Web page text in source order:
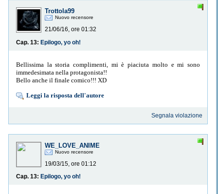
Trottola99
Nuovo recensore
21/06/16, ore 01:32
Cap. 13: Epilogo, yo oh!
Bellissima la storia complimenti, mi è piaciuta molto e mi sono
immedesimata nella protagonista!!
Bello anche il finale comico!!! XD
Leggi la risposta dell'autore
Segnala violazione
WE_LOVE_ANIME
Nuovo recensore
19/03/15, ore 01:12
Cap. 13: Epilogo, yo oh!